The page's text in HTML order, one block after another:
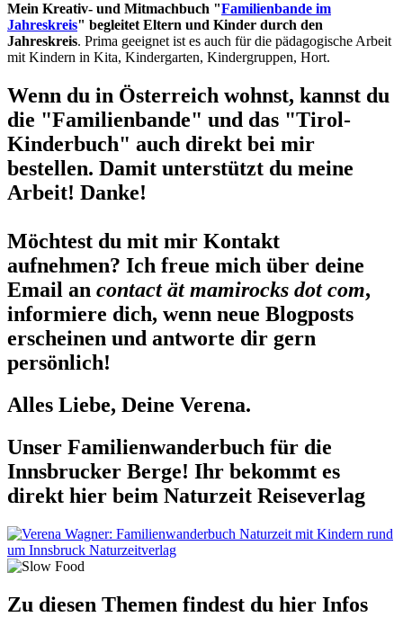
Mein Kreativ- und Mitmachbuch "Familienbande im
Jahreskreis" begleitet Eltern und Kinder durch den
Jahreskreis. Prima geeignet ist es auch für die pädagogische Arbeit
mit Kindern in Kita, Kindergarten, Kindergruppen, Hort.
Wenn du in Österreich wohnst, kannst du
die "Familienbande" und das "Tirol-
Kinderbuch" auch direkt bei mir
bestellen. Damit unterstützt du meine
Arbeit! Danke!
Möchtest du mit mir Kontakt
aufnehmen? Ich freue mich über deine
Email an contact ät mamirocks dot com,
informiere dich, wenn neue Blogposts
erscheinen und antworte dir gern
persönlich!
Alles Liebe, Deine Verena.
Unser Familienwanderbuch für die
Innsbrucker Berge! Ihr bekommt es
direkt hier beim Naturzeit Reiseverlag
Zu diesen Themen findest du hier Infos